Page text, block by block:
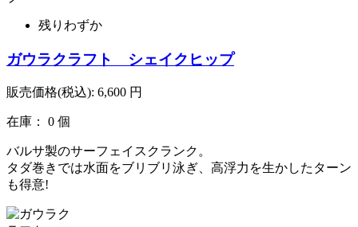
残りわずか
ガウラクラフト シェイクヒップ
販売価格(税込): 6,600 円
在庫： 0 個
バルサ製のサーフェイスクランク。
タダ巻きでは水面をブリブリ泳ぎ、高浮力を生かしたターン
も得意!